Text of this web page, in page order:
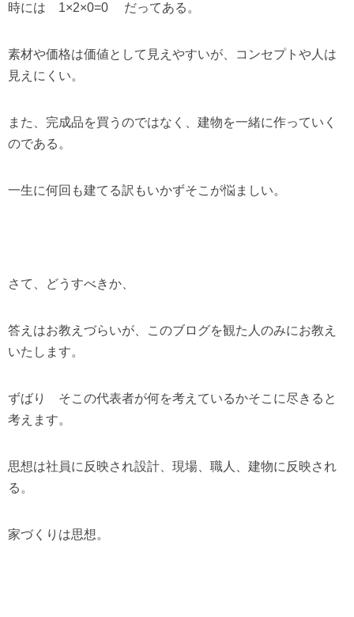
時には 1×2×0=0 だってある。
素材や価格は価値として見えやすいが、コンセプトや人は
見えにくい。
また、完成品を買うのではなく、建物を一緒に作っていく
のである。
一生に何回も建てる訳もいかずそこが悩ましい。
さて、どうすべきか、
答えはお教えづらいが、このブログを観た人のみにお教え
いたします。
ずばり そこの代表者が何を考えているかそこに尽きると
考えます。
思想は社員に反映され設計、現場、職人、建物に反映され
る。
家づくりは思想。